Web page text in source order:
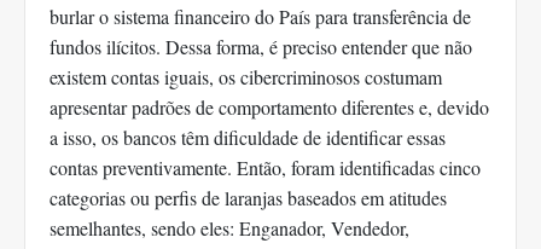
burlar o sistema financeiro do País para transferência de
fundos ilícitos. Dessa forma, é preciso entender que não
existem contas iguais, os cibercriminosos costumam
apresentar padrões de comportamento diferentes e, devido
a isso, os bancos têm dificuldade de identificar essas
contas preventivamente. Então, foram identificadas cinco
categorias ou perfis de laranjas baseados em atitudes
semelhantes, sendo eles: Enganador, Vendedor,